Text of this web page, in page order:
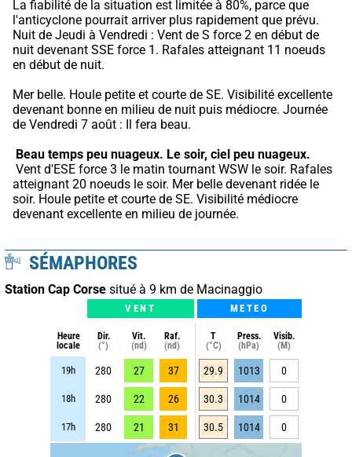
La fiabilité de la situation est limitée à 80%, parce que
l'anticyclone pourrait arriver plus rapidement que prévu.
Nuit de Jeudi à Vendredi : Vent de S force 2 en début de
nuit devenant SSE force 1. Rafales atteignant 11 noeuds
en début de nuit.
Mer belle. Houle petite et courte de SE. Visibilité excellente
devenant bonne en milieu de nuit puis médiocre. Journée
de Vendredi 7 août : Il fera beau.
Beau temps peu nuageux. Le soir, ciel peu nuageux.
atteignant 20 noeuds le soir. Mer belle devenant ridée le
soir. Houle petite et courte de SE. Visibilité médiocre
devenant excellente en milieu de journée.
SÉMAPHORES
Station Cap Corse situé à 9 km de Macinaggio
VENT METEO
Heure
locale
Dir.
(°)
Vit.
(nd)
Raf.
(nd)
T
(°C)
Press.
(hPa)
Visib.
(M)
19h 280 27 37 29.9 1013 0
18h 280 22 26 30.3 1014 0
17h 280 21 31 30.5 1014 0